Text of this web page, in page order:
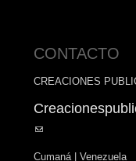
CONTACTO
CREACIONES
(link
Cumaná | Venezuela